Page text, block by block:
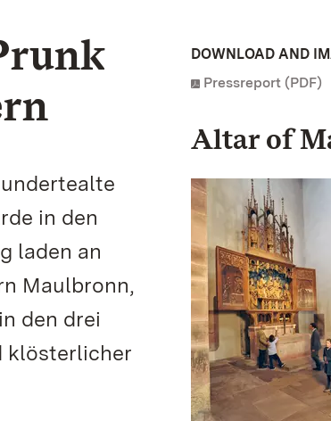
in den
laden an
Maulbronn,
den drei
klösterlicher
DOWNLOAD AND
Pressreport (PDF)
Altar of